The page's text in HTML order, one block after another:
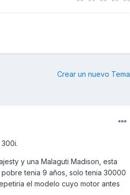
Crear un nuevo Tema
y una Malaguti Madison, esta
tenia 9 años, solo tenia 30000
el modelo cuyo motor antes